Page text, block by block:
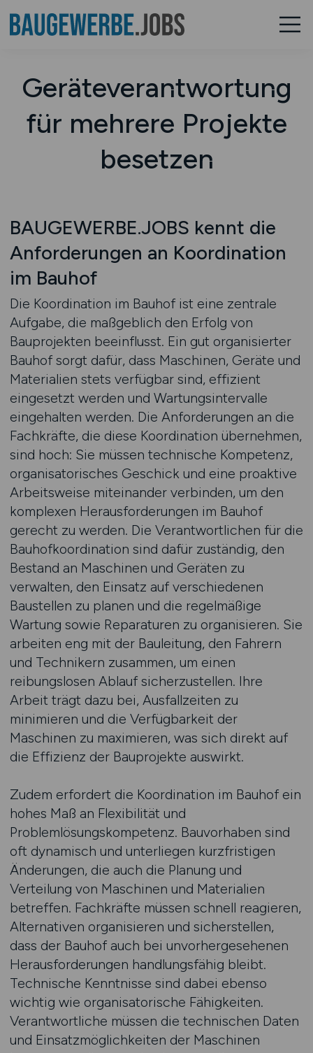
Geräteverantwortung
für mehrere Projekte
besetzen
BAUGEWERBE.JOBS kennt die
Anforderungen an Koordination
im Bauhof
Die Koordination im Bauhof ist eine zentrale
Aufgabe, die maßgeblich den Erfolg von
Bauprojekten beeinflusst. Ein gut organisierter
Bauhof sorgt dafür, dass Maschinen, Geräte und
Materialien stets verfügbar sind, effizient
eingesetzt werden und Wartungsintervalle
eingehalten werden. Die Anforderungen an die
Fachkräfte, die diese Koordination übernehmen,
sind hoch: Sie müssen technische Kompetenz,
organisatorisches Geschick und eine proaktive
Arbeitsweise miteinander verbinden, um den
komplexen Herausforderungen im Bauhof
gerecht zu werden. Die Verantwortlichen für die
Bauhofkoordination sind dafür zuständig, den
Bestand an Maschinen und Geräten zu
verwalten, den Einsatz auf verschiedenen
Baustellen zu planen und die regelmäßige
Wartung sowie Reparaturen zu organisieren. Sie
arbeiten eng mit der Bauleitung, den Fahrern
und Technikern zusammen, um einen
reibungslosen Ablauf sicherzustellen. Ihre
Arbeit trägt dazu bei, Ausfallzeiten zu
minimieren und die Verfügbarkeit der
Maschinen zu maximieren, was sich direkt auf
die Effizienz der Bauprojekte auswirkt.
Zudem erfordert die Koordination im Bauhof ein
hohes Maß an Flexibilität und
Problemlösungskompetenz. Bauvorhaben sind
oft dynamisch und unterliegen kurzfristigen
Änderungen, die auch die Planung und
Verteilung von Maschinen und Materialien
betreffen. Fachkräfte müssen schnell reagieren,
Alternativen organisieren und sicherstellen,
dass der Bauhof auch bei unvorhergesehenen
Herausforderungen handlungsfähig bleibt.
Technische Kenntnisse sind dabei ebenso
wichtig wie organisatorische Fähigkeiten.
Verantwortliche müssen die technischen Daten
und Einsatzmöglichkeiten der Maschinen